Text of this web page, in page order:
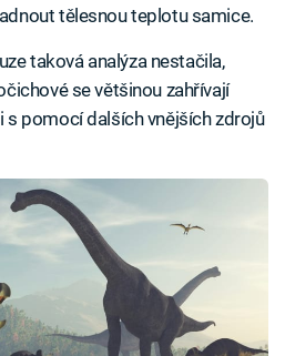
tělesnou teplotu samice.
taková analýza nestačila,
se většinou zahřívají
s pomocí dalších vnějších zdrojů